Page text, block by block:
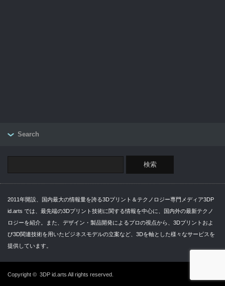
Search
2011年開設、国内最大の情報量を誇る3Dプリント＆テクノロジー専門メディア3DP
id.arts では、最先端の3Dプリント技術に関する情報を中心に、国内外の最新テクノ
ロジーを紹介。また、デザイン・製品開発によるプロの視点から、3Dプリントおよ
び3D関連技術を用いたビジネスモデルの立案など、3Dを軸とした様々なサービスを
提供しています。
Copyright © 3DP id.arts All rights reserved.